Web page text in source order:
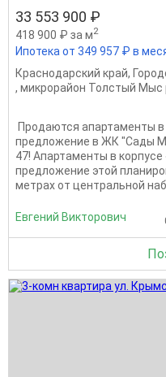
33 553 900 ₽
418 900 ₽ за м2
Ипотека от 349 957 ₽ в
Краснодарский край,
, микрорайон Толстый Мыс
Продаются апартаменты
предложение в ЖК "Сады
47! Апартаменты в
предложение этой
метрах от центральной
Евгений Викторович